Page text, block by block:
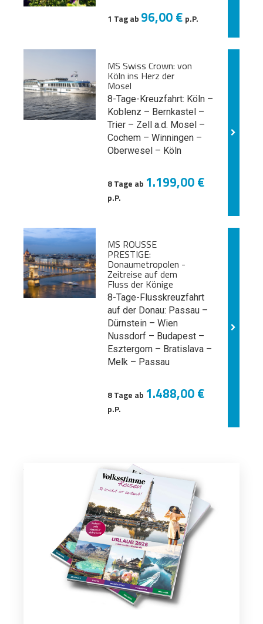
1 Tag ab 96,00 € p.P.
MS Swiss Crown: von
Köln ins Herz der
Mosel
8-Tage-Kreuzfahrt: Köln –
Koblenz – Bernkastel –
Trier – Zell a.d. Mosel –
Cochem – Winningen –
Oberwesel – Köln
8 Tage ab 1.199,00 €
p.P.
MS ROUSSE
PRESTIGE:
Donaumetropolen -
Zeitreise auf dem
Fluss der Könige
8-Tage-Flusskreuzfahrt
auf der Donau: Passau –
Dürnstein – Wien
Nussdorf – Budapest –
Esztergom – Bratislava –
Melk – Passau
8 Tage ab 1.488,00 €
p.P.